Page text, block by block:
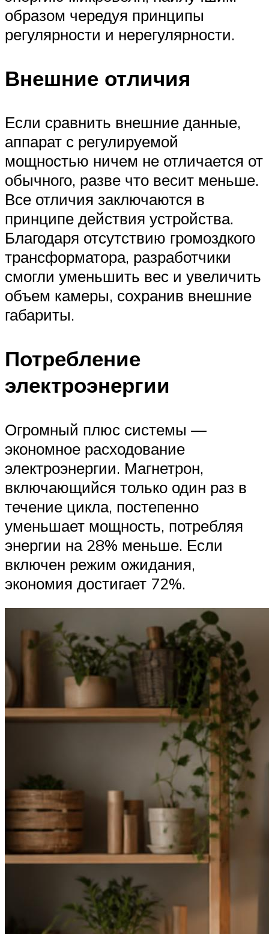
образом чередуя принципы
регулярности и нерегулярности.
Внешние отличия
Если сравнить внешние данные,
аппарат с регулируемой
мощностью ничем не отличается от
обычного, разве что весит меньше.
Все отличия заключаются в
принципе действия устройства.
Благодаря отсутствию громоздкого
трансформатора, разработчики
смогли уменьшить вес и увеличить
объем камеры, сохранив внешние
габариты.
Потребление
электроэнергии
Огромный плюс системы —
экономное расходование
электроэнергии. Магнетрон,
включающийся только один раз в
течение цикла, постепенно
уменьшает мощность, потребляя
энергии на 28% меньше. Если
включен режим ожидания,
экономия достигает 72%.